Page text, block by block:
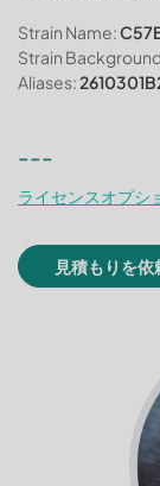
Strain Name:
Strain
Aliases:
---
ライセンスオプシ
見積もりを依